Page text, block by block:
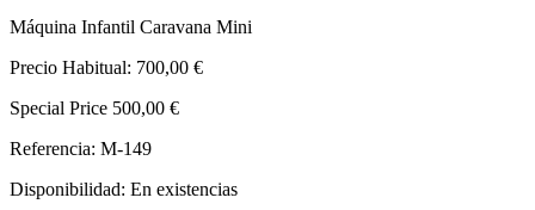
Máquina Infantil Caravana Mini
Precio Habitual: 700,00 €
Special Price 500,00 €
Referencia: M-149
Disponibilidad: En existencias